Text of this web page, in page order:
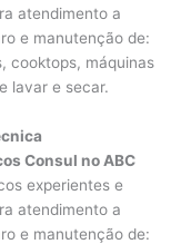
atendimento a
e manutenção de:
cooktops, máquinas
lavar e secar.
Consul no ABC
experientes e
atendimento a
e manutenção de: